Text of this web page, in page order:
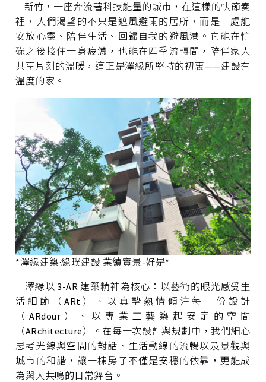
新竹，一座奔流著科技能量的城市，在這樣的快節奏
裡，人們渴望的不只是遮風避雨的居所，而是一處能
安放心靈、陪伴生活、回歸自我的避風港。它能在忙
碌之後接住一身疲憊，也能在四季流轉間，陪伴家人
共享片刻的溫暖，這正是澤緣所堅持的初衷——建設有
溫度的家。
*澤緣建築·緣璞建設 業績實景-好是*
澤緣以 3-AR 建築精神為核心：以藝術的眼光感受生
活細節（ARt）、以真摯熱情傾注每一份設計
（ARdour）、以專業工藝築起安定的空間
（ARchitecture）。在每一次設計與規劃中，我們細心
思考光線與空間的對話、生活動線的流暢以及景觀與
城市的和諧，讓一棟房子不僅是安穩的依靠，更能成
為與人共鳴的日常舞台。